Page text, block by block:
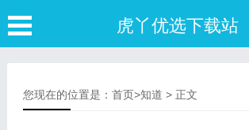
虎丫优选下载站
您现在的位置是： 首页>知道 > 正文